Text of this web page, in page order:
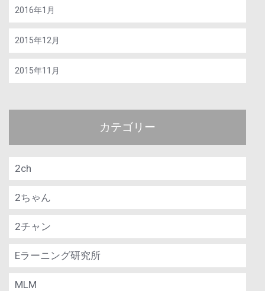
2016年1月
2015年12月
2015年11月
カテゴリー
2ch
2ちゃん
2チャン
Eラーニング研究所
MLM